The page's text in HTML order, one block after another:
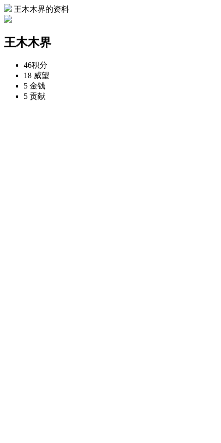
王木木界的资料
王木木界
46积分
18 威望
5 金钱
5 贡献